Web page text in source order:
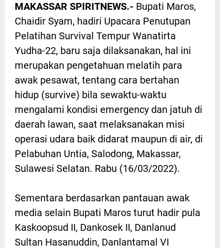
MAKASSAR SPIRITNEWS.- Bupati Maros,
Chaidir Syam, hadiri Upacara Penutupan
Pelatihan Survival Tempur Wanatirta
Yudha-22, baru saja dilaksanakan, hal ini
merupakan pengetahuan melatih para
awak pesawat, tentang cara bertahan
hidup (survive) bila sewaktu-waktu
mengalami kondisi emergency dan jatuh di
daerah lawan, saat melaksanakan misi
operasi udara baik didarat maupun di air, di
Pelabuhan Untia, Salodong, Makassar,
Sulawesi Selatan. Rabu (16/03/2022).
Sementara berdasarkan pantauan awak
media selain Bupati Maros turut hadir pula
Kaskoopsud II, Dankosek II, Danlanud
Sultan Hasanuddin, Danlantamal VI